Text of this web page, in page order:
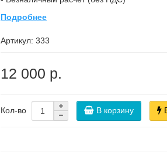
Подробнее
Артикул: 333
12 000 р.
Кол-во В корзину